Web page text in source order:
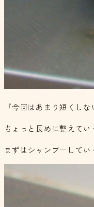
『今回はあまり短くし
ちょっと長めに整えてい
まずはシャンプーしてい